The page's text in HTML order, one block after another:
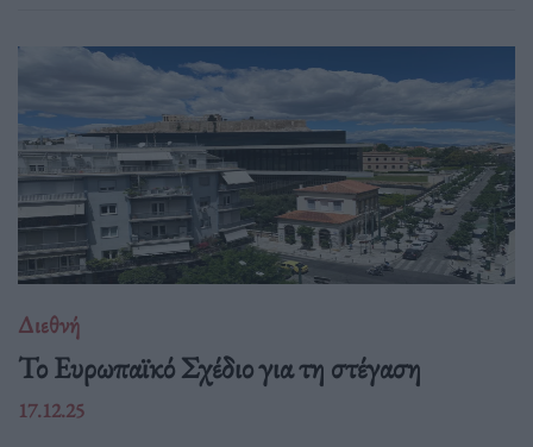
Διεθνή
Το Ευρωπαϊκό Σχέδιο για τη στέγαση
17.12.25